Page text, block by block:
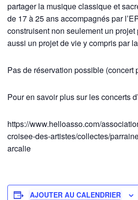
partager la musique classique et
de 17 à 25 ans accompagnés par
construisent non seulement un
aussi un projet de vie y compris par
Pas de réservation possible (concert
Pour en savoir plus sur les concerts
https://www.helloasso.com/
croisee-des-artistes/collectes/
arcalie
AJOUTER AU CALENDRIER